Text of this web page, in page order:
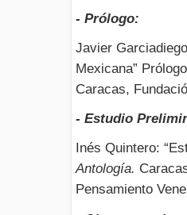
- Prólogo:
Javier
Mexicana”
Caracas,
- Estudio
Inés Quintero:
Antología.
Pensamiento